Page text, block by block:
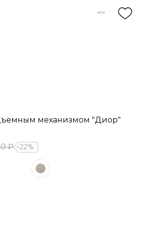
механизмом "Диор"
₽ 22%